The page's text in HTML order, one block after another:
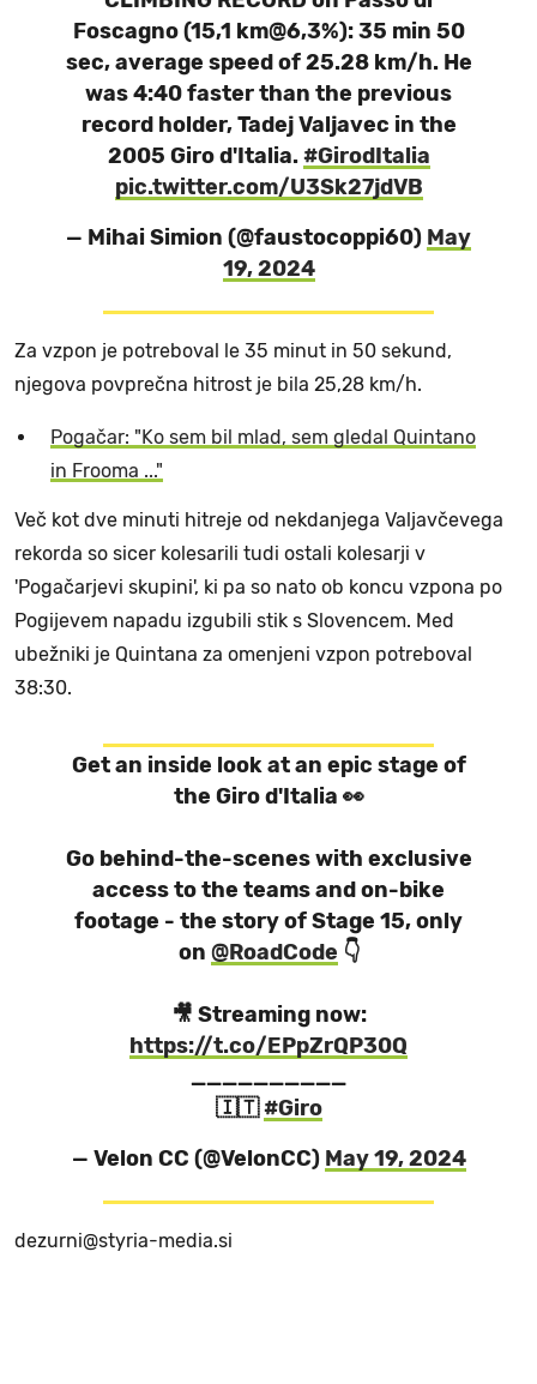
Foscagno (15,1 km@6,3%): 35 min 50
sec, average speed of 25.28 km/h. He
was 4:40 faster than the previous
record holder, Tadej Valjavec in the
2005 Giro d'Italia.#GirodItalia
pic.twitter.com/U3Sk27jdVB
— Mihai Simion (@faustocoppi60) May
19, 2024
Za vzpon je potreboval le 35 minut in 50 sekund,
njegova povprečna hitrost je bila 25,28 km/h.
Pogačar: "Ko sem bil mlad, sem gledal Quintano
in Frooma ..."
Več kot dve minuti hitreje od nekdanjega Valjavčevega
rekorda so sicer kolesarili tudi ostali kolesarji v
'Pogačarjevi skupini', ki pa so nato ob koncu vzpona po
Pogijevem napadu izgubili stik s Slovencem. Med
ubežniki je Quintana za omenjeni vzpon potreboval
38:30.
Get an inside look at an epic stage of
the Giro d'Italia 👀
Go behind-the-scenes with exclusive
access to the teams and on-bike
footage - the story of Stage 15, only
on @RoadCode 👇
🎥 Streaming now:
https://t.co/EPpZrQP30Q
__________
🇮🇹#Giro
— Velon CC (@VelonCC) May 19, 2024
dezurni@styria-media.si